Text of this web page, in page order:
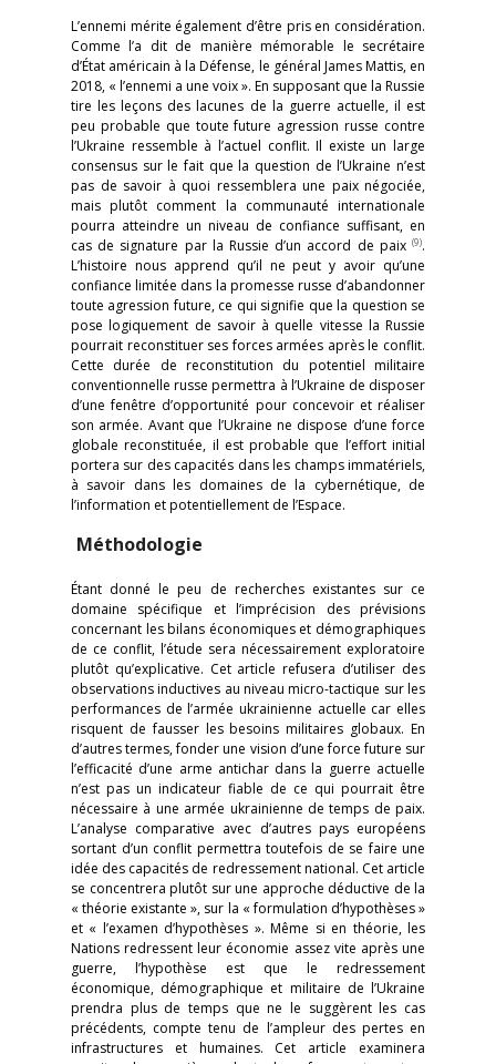
L’ennemi mérite également d’être pris en considération.
Comme l’a dit de manière mémorable le secrétaire
d’État américain à la Défense, le général James Mattis, en
2018, « l’ennemi a une voix ». En supposant que la Russie
tire les leçons des lacunes de la guerre actuelle, il est
peu probable que toute future agression russe contre
l’Ukraine ressemble à l’actuel conflit. Il existe un large
consensus sur le fait que la question de l’Ukraine n’est
pas de savoir à quoi ressemblera une paix négociée,
mais plutôt comment la communauté internationale
pourra atteindre un niveau de confiance suffisant, en
cas de signature par la Russie d’un accord de paix (9).
L’histoire nous apprend qu’il ne peut y avoir qu’une
confiance limitée dans la promesse russe d’abandonner
toute agression future, ce qui signifie que la question se
pose logiquement de savoir à quelle vitesse la Russie
pourrait reconstituer ses forces armées après le conflit.
Cette durée de reconstitution du potentiel militaire
conventionnelle russe permettra à l’Ukraine de disposer
d’une fenêtre d’opportunité pour concevoir et réaliser
son armée. Avant que l’Ukraine ne dispose d’une force
globale reconstituée, il est probable que l’effort initial
portera sur des capacités dans les champs immatériels,
à savoir dans les domaines de la cybernétique, de
l’information et potentiellement de l’Espace.
Méthodologie
Étant donné le peu de recherches existantes sur ce
domaine spécifique et l’imprécision des prévisions
concernant les bilans économiques et démographiques
de ce conflit, l’étude sera nécessairement exploratoire
plutôt qu’explicative. Cet article refusera d’utiliser des
observations inductives au niveau micro-tactique sur les
performances de l’armée ukrainienne actuelle car elles
risquent de fausser les besoins militaires globaux. En
d’autres termes, fonder une vision d’une force future sur
l’efficacité d’une arme antichar dans la guerre actuelle
n’est pas un indicateur fiable de ce qui pourrait être
nécessaire à une armée ukrainienne de temps de paix.
L’analyse comparative avec d’autres pays européens
sortant d’un conflit permettra toutefois de se faire une
idée des capacités de redressement national. Cet article
se concentrera plutôt sur une approche déductive de la
« théorie existante », sur la « formulation d’hypothèses »
et « l’examen d’hypothèses ». Même si en théorie, les
Nations redressent leur économie assez vite après une
guerre, l’hypothèse est que le redressement
économique, démographique et militaire de l’Ukraine
prendra plus de temps que ne le suggèrent les cas
précédents, compte tenu de l’ampleur des pertes en
infrastructures et humaines. Cet article examinera